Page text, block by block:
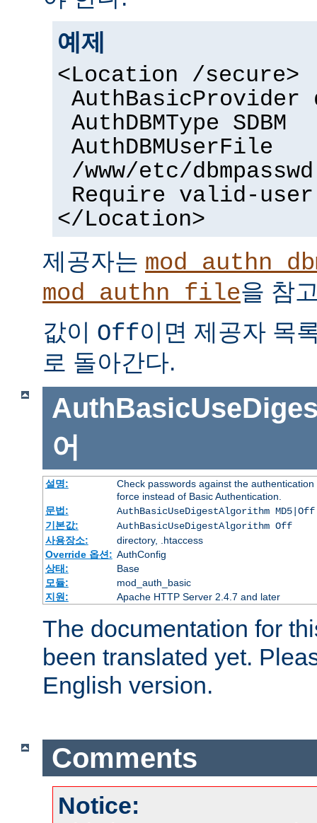
예제
<Location /secure>
AuthBasicProvider
AuthDBMType SDBM
AuthDBMUserFile
/www/etc/dbmpasswd
Require valid-user
</Location>
제공자는
mod_authn_file을 참
값이 Off이면 제공자 목
로 돌아간다.
어
설명:
Check passwords against the
force instead of Basic Authentication.
문법:
AuthBasicUseDigestAlgorithm MD5|Off
기본값:
AuthBasicUseDigestAlgorithm Off
사용장소:
directory, .htaccess
Override 옵션: AuthConfig
상태:
Base
모듈:
mod_auth_basic
지원:
Apache HTTP Server 2.4.7 and later
The documentation for
been translated yet.
English version.
Comments
Notice: